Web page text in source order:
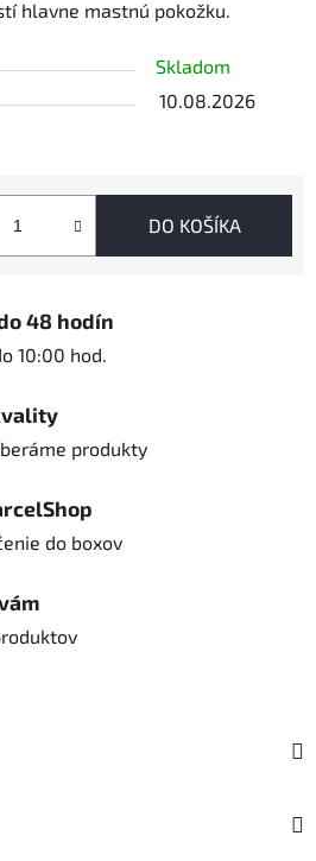
hlavne mastnú pokožku.
Skladom
10.08.2026
DO KOŠÍKA
48 hodín
10:00 hod.
produkty
do boxov